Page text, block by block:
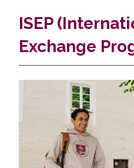
ISEP
Exchange